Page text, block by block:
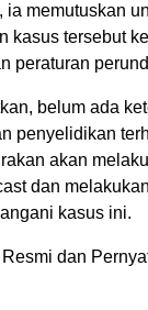
memutuskan
kasus tersebut
peraturan
belum ada
penyelidikan
akan
dan
kasus ini.
dan